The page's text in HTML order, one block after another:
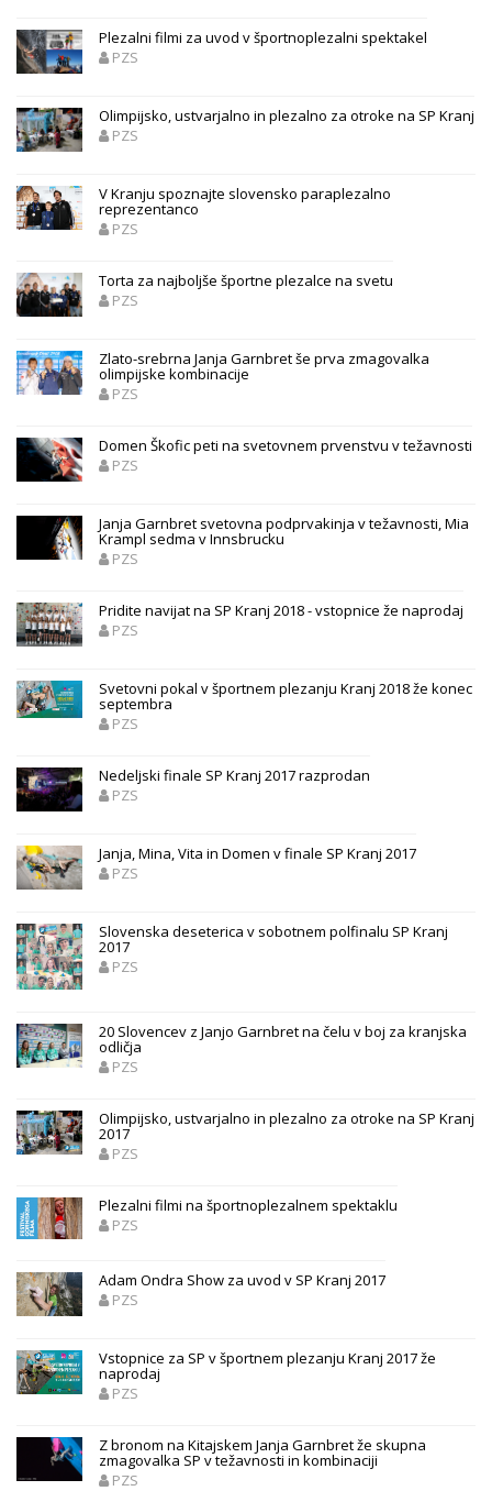
Plezalni filmi za uvod v športnoplezalni spektakel
PZS
Olimpijsko, ustvarjalno in plezalno za otroke na SP Kranj
PZS
V Kranju spoznajte slovensko paraplezalno
reprezentanco
PZS
Torta za najboljše športne plezalce na svetu
PZS
Zlato-srebrna Janja Garnbret še prva zmagovalka
olimpijske kombinacije
PZS
Domen Škofic peti na svetovnem prvenstvu v težavnosti
PZS
Janja Garnbret svetovna podprvakinja v težavnosti, Mia
Krampl sedma v Innsbrucku
PZS
Pridite navijat na SP Kranj 2018 - vstopnice že naprodaj
PZS
Svetovni pokal v športnem plezanju Kranj 2018 že konec
septembra
PZS
Nedeljski finale SP Kranj 2017 razprodan
PZS
Janja, Mina, Vita in Domen v finale SP Kranj 2017
PZS
Slovenska deseterica v sobotnem polfinalu SP Kranj
2017
PZS
20 Slovencev z Janjo Garnbret na čelu v boj za kranjska
odličja
PZS
Olimpijsko, ustvarjalno in plezalno za otroke na SP Kranj
2017
PZS
Plezalni filmi na športnoplezalnem spektaklu
PZS
Adam Ondra Show za uvod v SP Kranj 2017
PZS
Vstopnice za SP v športnem plezanju Kranj 2017 že
naprodaj
PZS
Z bronom na Kitajskem Janja Garnbret že skupna
zmagovalka SP v težavnosti in kombinaciji
PZS